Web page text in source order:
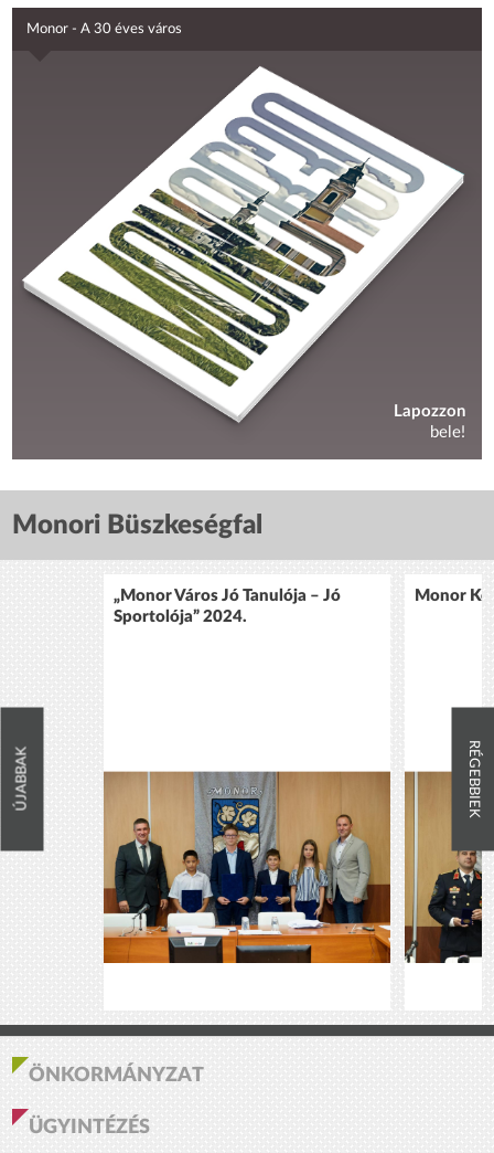
Monor - A 30 éves város
Lapozzon
bele!
Monori Büszkeségfal
ÚJABBAK
„Monor Város Jó Tanulója – Jó
Sportolója” 2024.
Monor
RÉGEBBIEK
ÖNKORMÁNYZAT
ÜGYINTÉZÉS